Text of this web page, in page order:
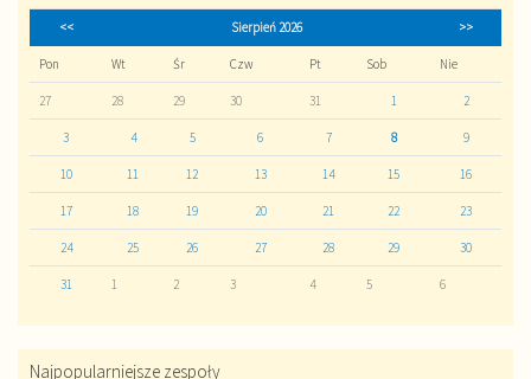
<< Sierpień 2026 >>
Pon Wt Śr Czw Pt Sob Nie
27 28 29 30 31 1 2
3 4 5 6 7 8 9
10 11 12 13 14 15 16
17 18 19 20 21 22 23
24 25 26 27 28 29 30
31 1 2 3 4 5 6
Najpopularniejsze zespoły